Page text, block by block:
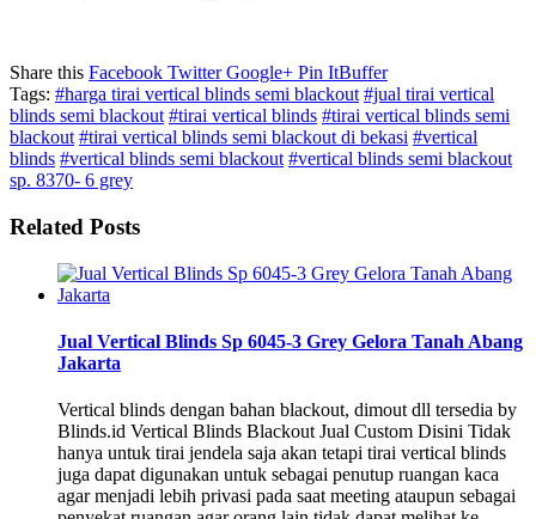
Share this Facebook TwitterGoogle+ Pin ItBuffer
Tags: #harga tirai vertical blinds semi blackout #jual tirai vertical
blinds semi blackout #tirai vertical blinds #tirai vertical blinds semi
blackout #tirai vertical blinds semi blackout di bekasi #vertical
blinds #vertical blinds semi blackout #vertical blinds semi blackout
sp. 8370- 6 grey
Related Posts
Jual Vertical Blinds Sp 6045-3 Grey Gelora Tanah Abang
Jakarta
Vertical blinds dengan bahan blackout, dimout dll tersedia by
Blinds.id Vertical Blinds Blackout Jual Custom Disini Tidak
hanya untuk tirai jendela saja akan tetapi tirai vertical blinds
juga dapat digunakan untuk sebagai penutup ruangan kaca
agar menjadi lebih privasi pada saat meeting ataupun sebagai